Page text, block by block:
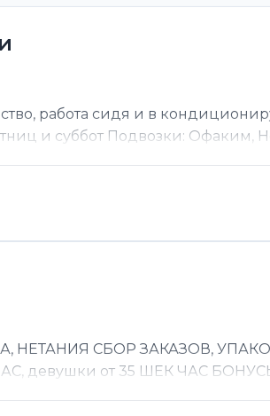
работа сидя и в
и суббот Подвозки: Офаким,
СБОР ЗАКАЗОВ,
девушки от 35 ШЕК ЧАС